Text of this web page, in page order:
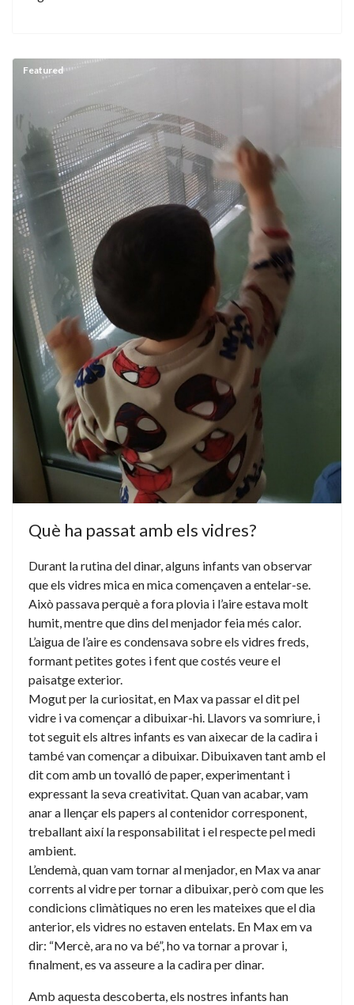
Featured
Què ha passat amb els vidres?
Durant la rutina del dinar, alguns infants van observar
que els vidres mica en mica començaven a entelar-se.
Això passava perquè a fora plovia i l’aire estava molt
humit, mentre que dins del menjador feia més calor.
L’aigua de l’aire es condensava sobre els vidres freds,
formant petites gotes i fent que costés veure el
paisatge exterior.
Mogut per la curiositat, en Max va passar el dit pel
vidre i va començar a dibuixar-hi. Llavors va somriure, i
tot seguit els altres infants es van aixecar de la cadira i
també van començar a dibuixar. Dibuixaven tant amb el
dit com amb un tovalló de paper, experimentant i
expressant la seva creativitat. Quan van acabar, vam
anar a llençar els papers al contenidor corresponent,
treballant així la responsabilitat i el respecte pel medi
ambient.
L’endemà, quan vam tornar al menjador, en Max va anar
corrents al vidre per tornar a dibuixar, però com que les
condicions climàtiques no eren les mateixes que el dia
anterior, els vidres no estaven entelats. En Max em va
dir: “Mercè, ara no va bé”, ho va tornar a provar i,
finalment, es va asseure a la cadira per dinar.
Amb aquesta descoberta, els nostres infants han